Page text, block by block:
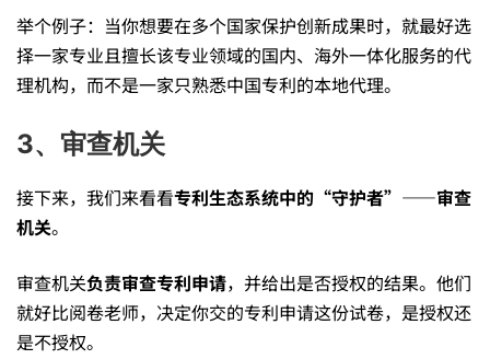
专
利
世
界
是
举个例子：当你想要在多个国家保护创新成果时，就最好选
择一家专业且擅长该专业领域的国内、海外一体化服务的代
理机构，而不是一家只熟悉中国专利的本地代理。
3、审查机关
接下来，我们来看看专利生态系统中的“守护者”——审查
机关。
审查机关负责审查专利申请，并给出是否授权的结果。他们
就好比阅卷老师，决定你交的专利申请这份试卷，是授权还
是不授权。